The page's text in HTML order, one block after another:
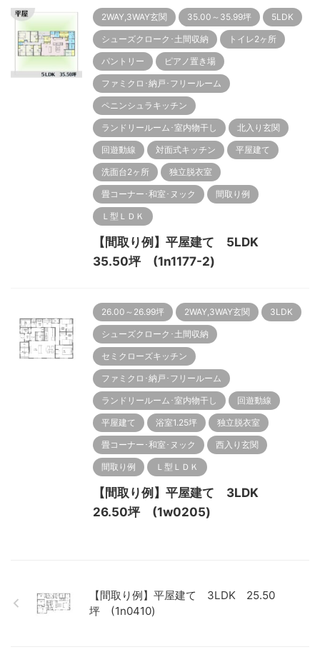
2WAY,3WAY玄関 35.00～35.99坪 5LDK
シューズクローク･土間収納 トイレ2ヶ所
パントリー ピアノ置き場
ファミクロ･納戸･フリールーム
ペニンシュラキッチン
ランドリールーム･室内物干し 北入り玄関
回遊動線 対面式キッチン 平屋建て
洗面台2ヶ所 独立脱衣室
畳コーナー･和室･ヌック 間取り例
Ｌ型ＬＤＫ
【間取り例】平屋建て 5LDK
35.50坪 (1n1177-2)
26.00～26.99坪 2WAY,3WAY玄関 3LDK
シューズクローク･土間収納
セミクローズキッチン
ファミクロ･納戸･フリールーム
ランドリールーム･室内物干し 回遊動線
平屋建て 浴室1.25坪 独立脱衣室
畳コーナー･和室･ヌック 西入り玄関
間取り例 Ｌ型ＬＤＫ
【間取り例】平屋建て 3LDK
26.50坪 (1w0205)
【間取り例】平屋建て 3LDK 25.50
坪 (1n0410)